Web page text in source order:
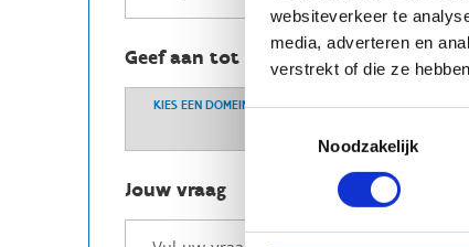
websiteverkeer te
media, adverteren en
verstrekt of die ze
Noodzakelijk
Geef aan tot welk domein jouw
KIES EEN DOMEIN
Jouw vraag